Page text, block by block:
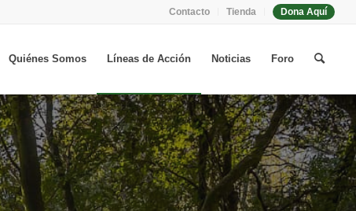
Contacto Tienda Dona Aquí
Quiénes Somos Líneas de Acción Noticias Foro